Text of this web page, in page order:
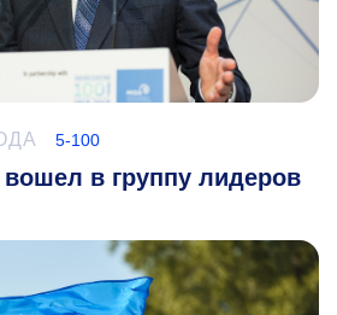
5-100
в группу лидеров